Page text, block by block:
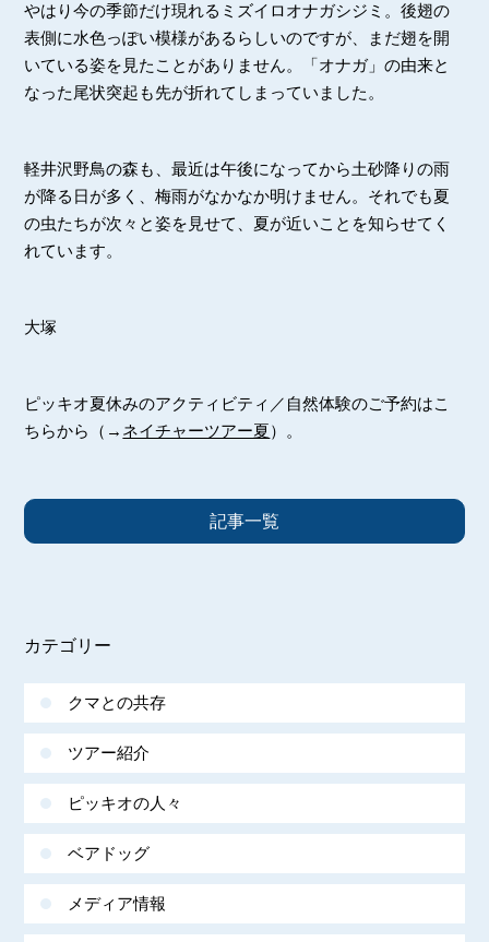
やはり今の季節だけ現れるミズイロオナガシジミ。後翅の
表側に水色っぽい模様があるらしいのですが、まだ翅を開
いている姿を見たことがありません。「オナガ」の由来と
なった尾状突起も先が折れてしまっていました。
軽井沢野鳥の森も、最近は午後になってから土砂降りの雨
が降る日が多く、梅雨がなかなか明けません。それでも夏
の虫たちが次々と姿を見せて、夏が近いことを知らせてく
れています。
大塚
ピッキオ夏休みのアクティビティ／自然体験のご予約はこ
ちらから（→ ネイチャーツアー夏）。
記事一覧
カテゴリー
クマとの共存
ツアー紹介
ピッキオの人々
ベアドッグ
メディア情報